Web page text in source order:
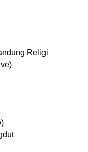
Religi